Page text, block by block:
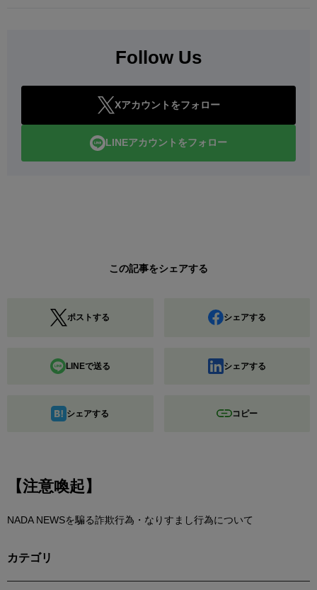
Follow Us
Xアカウントをフォロー
LINEアカウントをフォロー
この記事をシェアする
ポストする シェアする
LINEで送る シェアする
シェアする コピー
【注意喚起】
NADA NEWSを騙る詐欺行為・なりすまし行為について
カテゴリ